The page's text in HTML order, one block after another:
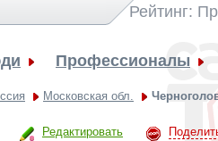
Рейтинг:
Профессионалы
Московская обл.
Редактировать